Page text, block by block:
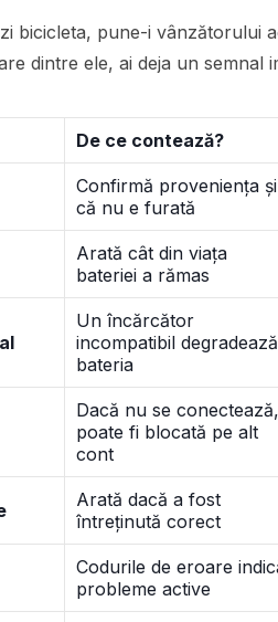
bicicleta, pune-i vânzătorului
dintre ele, ai deja un semnal
De ce contează?
Confirmă proveniența și
că nu e furată
Arată cât din viața
bateriei a rămas
Un încărcător
incompatibil degradează
bateria
Dacă nu se conectează,
poate fi blocată pe alt
cont
Arată dacă a fost
întreținută corect
Codurile de eroare
probleme active